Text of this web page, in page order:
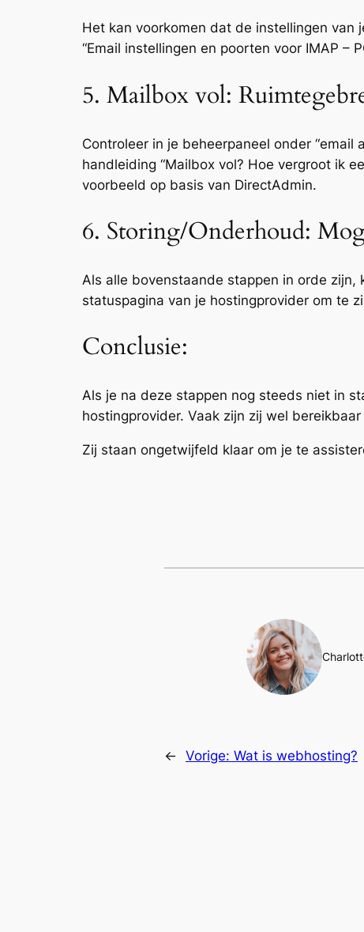
Het kan voorkomen dat de instellingen van
“Email instellingen en poorten voor IMAP –
5. Mailbox vol:
Controleer in je beheerpaneel onder
handleiding “Mailbox vol? Hoe vergroot ik
voorbeeld op basis van DirectAdmin.
6. Storing/Onderhoud:
Als alle bovenstaande stappen in orde
statuspagina van je hostingprovider om te
Conclusie:
Als je na deze stappen nog steeds niet in
hostingprovider. Vaak zijn zij wel
Zij staan ongetwijfeld klaar om je te
← Vorige: Wat is webhosting?